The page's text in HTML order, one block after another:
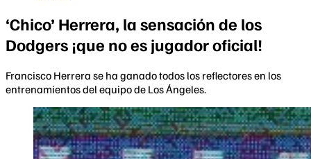
‘Chico’ Herrera, la sensación de los
Dodgers ¡que no es jugador oficial!
Francisco Herrera se ha ganado todos los reflectores en los
entrenamientos del equipo de Los Ángeles.